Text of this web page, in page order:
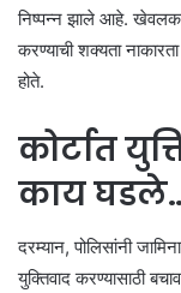
निष्पन्न झाले आहे.
करण्याची शक्यता
होते.
कोर्टात
काय
दरम्यान, पोलिसांनी
युक्तिवाद करण्यासाठी